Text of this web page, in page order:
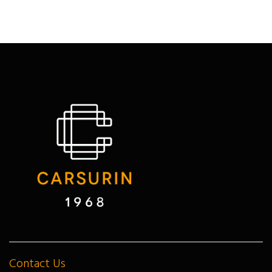
Contact Us